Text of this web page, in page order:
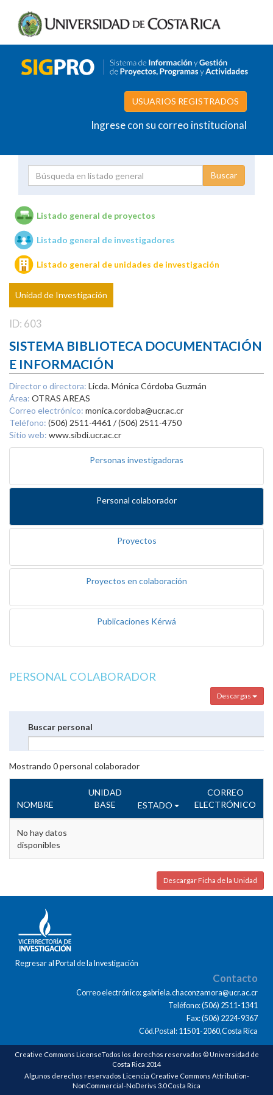
USUARIOS REGISTRADOS
Ingrese con su correo institucional
Unidades de investigación
Listado general de proyectos
Listado general de investigadores
Listado general de unidades de investigación
Unidad de Investigación
ID: 603
SISTEMA BIBLIOTECA DOCUMENTACIÓN
E INFORMACIÓN
Director o directora: Licda. Mónica Córdoba Guzmán
Área: OTRAS AREAS
Correo electrónico: monica.cordoba@ucr.ac.cr
Teléfono: (506) 2511-4461 / (506) 2511-4750
Sitio web: www.sibdi.ucr.ac.cr
Personas investigadoras
Personal colaborador
Proyectos
Proyectos en colaboración
Publicaciones Kérwá
PERSONAL COLABORADOR
Descargas
Buscar personal
Mostrando 0personal colaborador
NOMBRE
UNIDAD
BASE
ESTADO
CORREO
ELECTRÓNICO
No hay datos
disponibles
Descargar Ficha de la Unidad
Regresar al Portal de la Investigación
Contacto
Correo electrónico: gabriela.chaconzamora@ucr.ac.cr
Teléfono: (506) 2511-1341
Fax: (506) 2224-9367
Cód.Postal: 11501-2060,Costa Rica
Creative Commons LicenseTodos los derechos reservados © Universidad de
Costa Rica 2014
Algunos derechos reservados Licencia Creative Commons Attribution-
NonCommercial-NoDerivs 3.0 Costa Rica